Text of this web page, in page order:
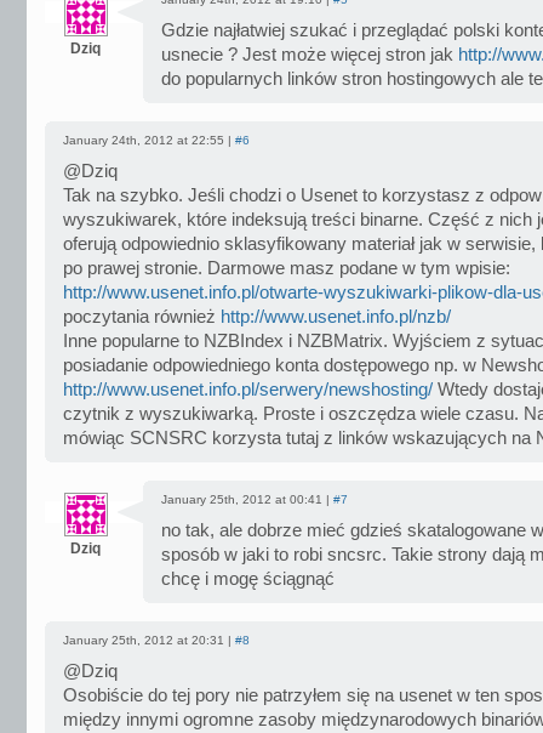
Dziq
Gdzie najłatwiej szukać i przeglądać polski
usnecie ? Jest może więcej stron jak http://
do popularnych linków stron hostingowych ale
January 24th, 2012 at 22:55 | #6
@Dziq
Tak na szybko. Jeśli chodzi o Usenet to korzystasz z
wyszukiwarek, które indeksują treści binarne. Część z nich
oferują odpowiednio sklasyfikowany materiał jak w serwisie,
po prawej stronie. Darmowe masz podane w tym wpisie:
http://www.usenet.info.pl/otwarte-wyszukiwarki-plikow-dla-
poczytania również http://www.usenet.info.pl/nzb/
Inne popularne to NZBIndex i NZBMatrix. Wyjściem z
posiadanie odpowiedniego konta dostępowego np. w
http://www.usenet.info.pl/serwery/newshosting/ Wtedy
czytnik z wyszukiwarką. Proste i oszczędza wiele czasu.
mówiąc SCNSRC korzysta tutaj z linków wskazujących na
Dziq
January 25th, 2012 at 00:41 | #7
no tak, ale dobrze mieć gdzieś skatalogowane
sposób w jaki to robi sncsrc. Takie strony dają
chcę i mogę ściągnąć
January 25th, 2012 at 20:31 | #8
@Dziq
Osobiście do tej pory nie patrzyłem się na usenet w ten
między innymi ogromne zasoby międzynarodowych